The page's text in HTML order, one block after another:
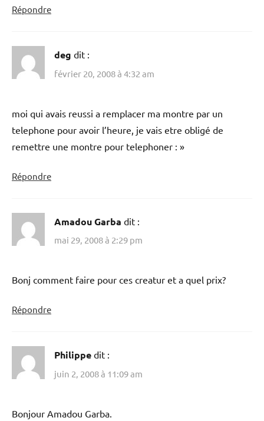
Répondre
deg dit :
février 20, 2008 à 4:32 am
moi qui avais reussi a remplacer ma montre par un
telephone pour avoir l’heure, je vais etre obligé de
remettre une montre pour telephoner : »
Répondre
Amadou Garba dit :
mai 29, 2008 à 2:29 pm
Bonj comment faire pour ces creatur et a quel prix?
Répondre
Philippe dit :
juin 2, 2008 à 11:09 am
Bonjour Amadou Garba.